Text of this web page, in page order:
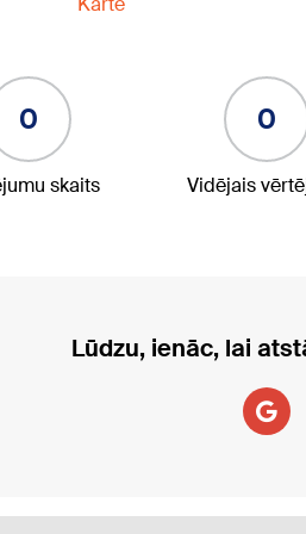
0
skaits
0
Vidējais
Lūdzu, ienāc, lai